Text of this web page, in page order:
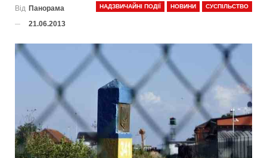
НАДЗВИЧАЙНІ ПОДІЇ НОВИНИ СУСПІЛЬСТВО
Від Панорама
21.06.2013